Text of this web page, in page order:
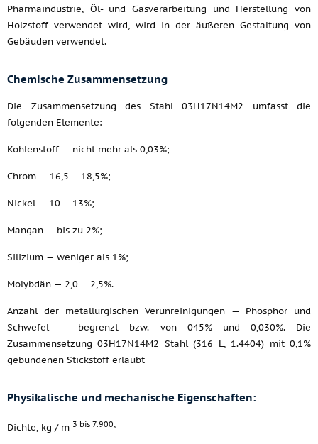
Pharmaindustrie, Öl- und Gasverarbeitung und Herstellung von
Holzstoff verwendet wird, wird in der äußeren Gestaltung von
Gebäuden verwendet.
Chemische Zusammensetzung
Die Zusammensetzung des Stahl 03H17N14M2 umfasst die
folgenden Elemente:
Kohlenstoff — nicht mehr als 0,03%;
Chrom — 16,5… 18,5%;
Nickel — 10… 13%;
Mangan — bis zu 2%;
Silizium — weniger als 1%;
Molybdän — 2,0… 2,5%.
Anzahl der metallurgischen Verunreinigungen — Phosphor und
Schwefel — begrenzt bzw. von 045% und 0,030%. Die
Zusammensetzung 03H17N14M2 Stahl (316 L, 1.4404) mit 0,1%
gebundenen Stickstoff erlaubt
Physikalische und mechanische Eigenschaften:
Dichte, kg / m 3 bis 7.900;